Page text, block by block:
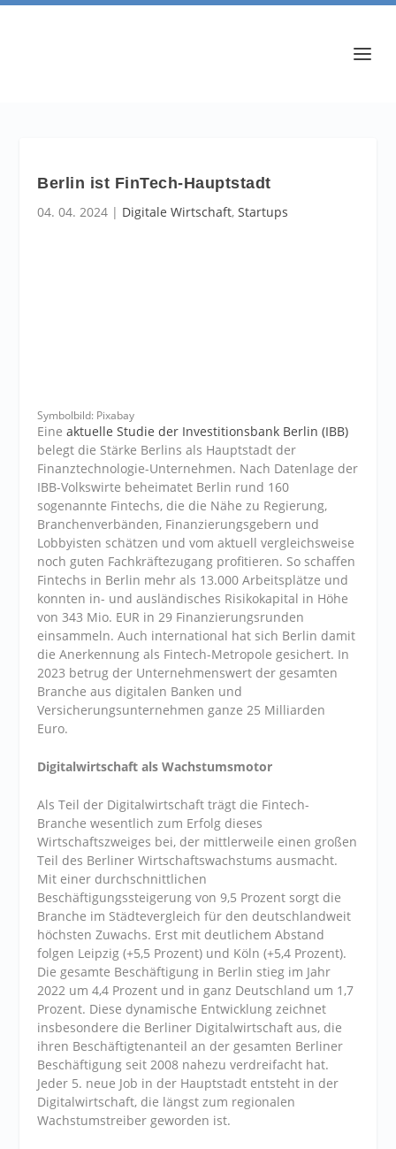
Berlin ist FinTech-Hauptstadt
04. 04. 2024 | Digitale Wirtschaft,Startups
Symbolbild: Pixabay
Eineaktuelle Studie der Investitionsbank Berlin (IBB)
belegt die Stärke Berlins als Hauptstadt der
Finanztechnologie-Unternehmen. Nach Datenlage der
IBB-Volkswirte beheimatet Berlin rund 160
sogenannte Fintechs, die die Nähe zu Regierung,
Branchenverbänden, Finanzierungsgebern und
Lobbyisten schätzen und vom aktuell vergleichsweise
noch guten Fachkräftezugang profitieren. So schaffen
Fintechs in Berlin mehr als 13.000 Arbeitsplätze und
konnten in- und ausländisches Risikokapital in Höhe
von 343 Mio. EUR in 29 Finanzierungsrunden
einsammeln. Auch international hat sich Berlin damit
die Anerkennung als Fintech-Metropole gesichert. In
2023 betrug der Unternehmenswert der gesamten
Branche aus digitalen Banken und
Versicherungsunternehmen ganze 25 Milliarden
Euro.
Digitalwirtschaft als Wachstumsmotor
Als Teil der Digitalwirtschaft trägt die Fintech-
Branche wesentlich zum Erfolg dieses
Wirtschaftszweiges bei, der mittlerweile einen großen
Teil des Berliner Wirtschaftswachstums ausmacht.
Mit einer durchschnittlichen
Beschäftigungssteigerung von 9,5 Prozent sorgt die
Branche im Städtevergleich für den deutschlandweit
höchsten Zuwachs. Erst mit deutlichem Abstand
folgen Leipzig (+5,5 Prozent) und Köln (+5,4 Prozent).
Die gesamte Beschäftigung in Berlin stieg im Jahr
2022 um 4,4 Prozent und in ganz Deutschland um 1,7
Prozent. Diese dynamische Entwicklung zeichnet
insbesondere die Berliner Digitalwirtschaft aus, die
ihren Beschäftigtenanteil an der gesamten Berliner
Beschäftigung seit 2008 nahezu verdreifacht hat.
Jeder 5. neue Job in der Hauptstadt entsteht in der
Digitalwirtschaft, die längst zum regionalen
Wachstumstreiber geworden ist.